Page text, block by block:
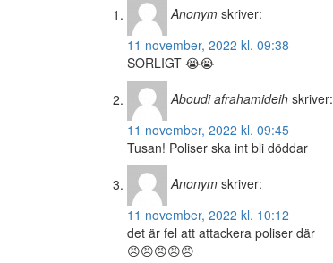
Anonym skriver:
11 november, 2022 kl. 09:38
SORLIGT 😭😭
Aboudi afrahamideih skriver:
11 november, 2022 kl. 09:45
Tusan! Poliser ska int bli döddar
Anonym skriver:
11 november, 2022 kl. 10:12
det är fel att attackera poliser där
😠😠😠😠😠